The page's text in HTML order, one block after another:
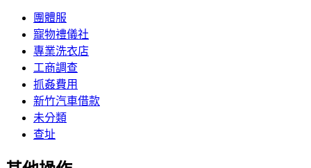
團體服
寵物禮儀社
專業洗衣店
工商調查
抓姦費用
新竹汽車借款
未分類
查址